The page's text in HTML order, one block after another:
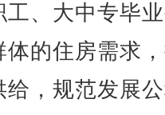
、大中专毕
的住房需求
，规范发展